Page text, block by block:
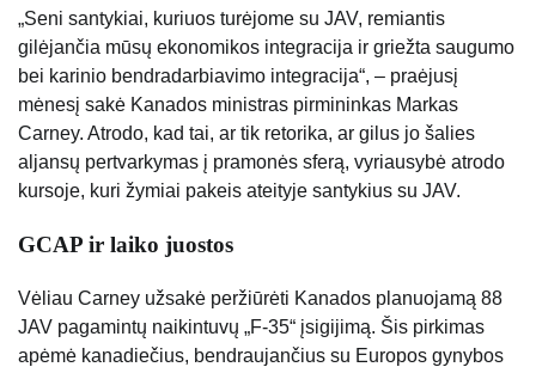
„Seni santykiai, kuriuos turėjome su JAV, remiantis
gilėjančia mūsų ekonomikos integracija ir griežta saugumo
bei karinio bendradarbiavimo integracija“, – praėjusį
mėnesį sakė Kanados ministras pirmininkas Markas
Carney. Atrodo, kad tai, ar tik retorika, ar gilus jo šalies
aljansų pertvarkymas į pramonės sferą, vyriausybė atrodo
kursoje, kuri žymiai pakeis ateityje santykius su JAV.
GCAP ir laiko juostos
Vėliau Carney užsakė peržiūrėti Kanados planuojamą 88
JAV pagamintų naikintuvų „F-35“ įsigijimą. Šis pirkimas
apėmė kanadiečius, bendraujančius su Europos gynybos